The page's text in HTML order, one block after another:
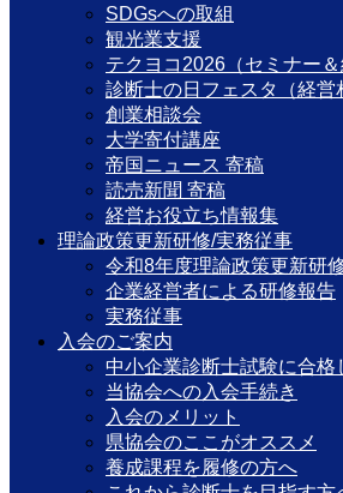
SDGsへの取組
観光業支援
テクヨコ2026（セミナー＆
診断士の日フェスタ（経営
創業相談会
大学寄付講座
帝国ニュース 寄稿
読売新聞 寄稿
経営お役立ち情報集
理論政策更新研修/実務従事
令和8年度理論政策更新研
企業経営者による研修報告
実務従事
入会のご案内
中小企業診断士試験に合格
当協会への入会手続き
入会のメリット
県協会のここがオススメ
養成課程を履修の方へ